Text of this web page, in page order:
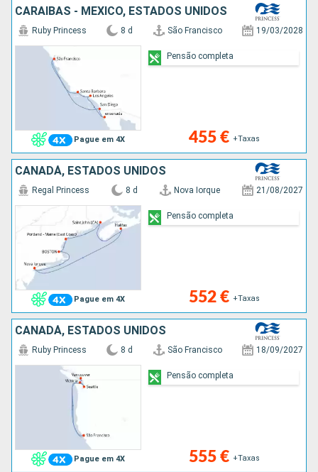
CARAIBAS - MEXICO, ESTADOS UNIDOS
Pague em 4X
Ruby Princess 8 d São Francisco 19/03/2028
455 € +Taxas
Pensão completa
CANADÁ, ESTADOS UNIDOS
Pague em 4X
Regal Princess 8 d Nova Iorque 21/08/2027
552 € +Taxas
Pensão completa
CANADÁ, ESTADOS UNIDOS
Pague em 4X
Ruby Princess 8 d São Francisco 18/09/2027
555 € +Taxas
Pensão completa